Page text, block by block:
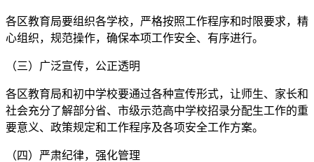
各区教育局要组织各学校，严格按照工作程序和时限要求，精
心组织，规范操作，确保本项工作安全、有序进行。
（三）广泛宣传，公正透明
各区教育局和初中学校要通过各种宣传形式，让师生、家长和
社会充分了解部分省、市级示范高中学校招录分配生工作的重
要意义、政策规定和工作程序及各项安全工作方案。
（四）严肃纪律，强化管理